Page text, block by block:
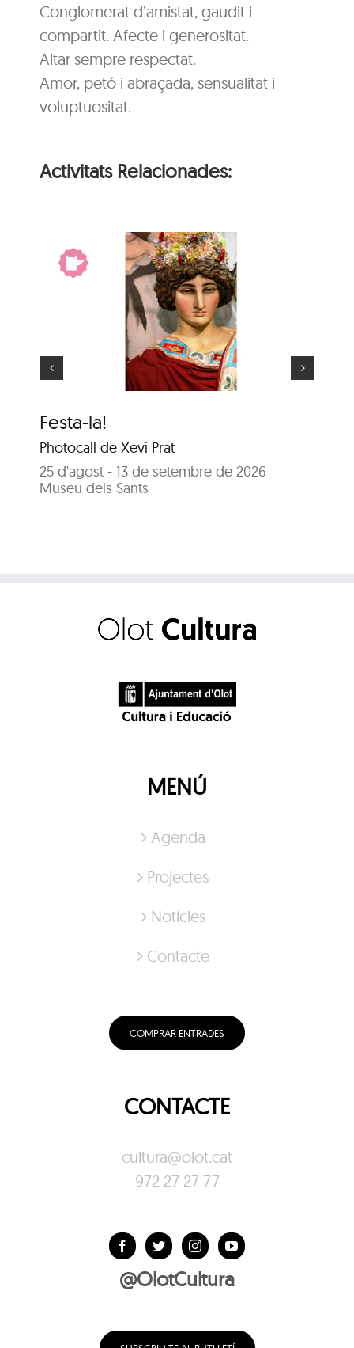
Conglomerat d’amistat, gaudit i
compartit. Afecte i generositat.
Altar sempre respectat.
Amor, petó i abraçada, sensualitat i
voluptuositat.
Activitats Relacionades:
Festa-la!
Photocall de Xevi Prat
25 d'agost - 13 de setembre de 2026
Museu dels Sants
El gegant més gran
MENÚ
Agenda
Projectes
Notícies
Contacte
COMPRAR ENTRADES
CONTACTE
cultura@olot.cat
972 27 27 77
@OlotCultura